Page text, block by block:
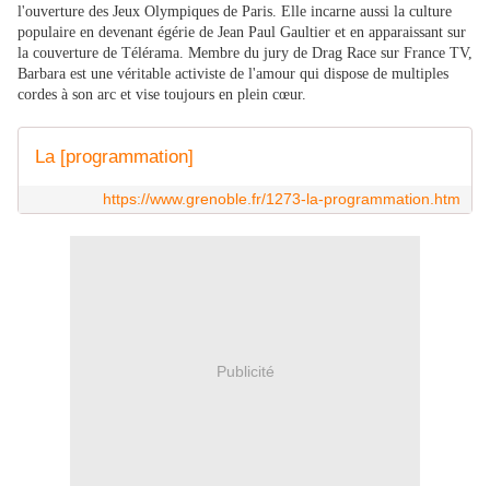
l'ouverture des Jeux Olympiques de Paris. Elle incarne aussi la culture
populaire en devenant égérie de Jean Paul Gaultier et en apparaissant sur
la couverture de Télérama. Membre du jury de Drag Race sur France TV,
Barbara est une véritable activiste de l'amour qui dispose de multiples
cordes à son arc et vise toujours en plein cœur.
La [programmation]
https://www.grenoble.fr/1273-la-programmation.htm
Publicité